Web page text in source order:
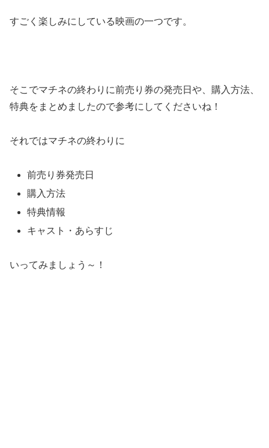
すごく楽しみにしている映画の一つです。
そこでマチネの終わりに前売り券の発売日や、購入方法、
特典をまとめましたので参考にしてくださいね！
それではマチネの終わりに
前売り券発売日
購入方法
特典情報
キャスト・あらすじ
いってみましょう～！